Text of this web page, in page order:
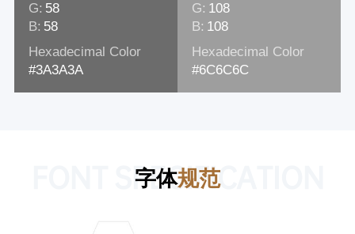
G: 58
B: 58
Hexadecimal Color
#3A3A3A
G: 108
B: 108
Hexadecimal Color
#6C6C6C
字体规范
FONT SPECIFICATION